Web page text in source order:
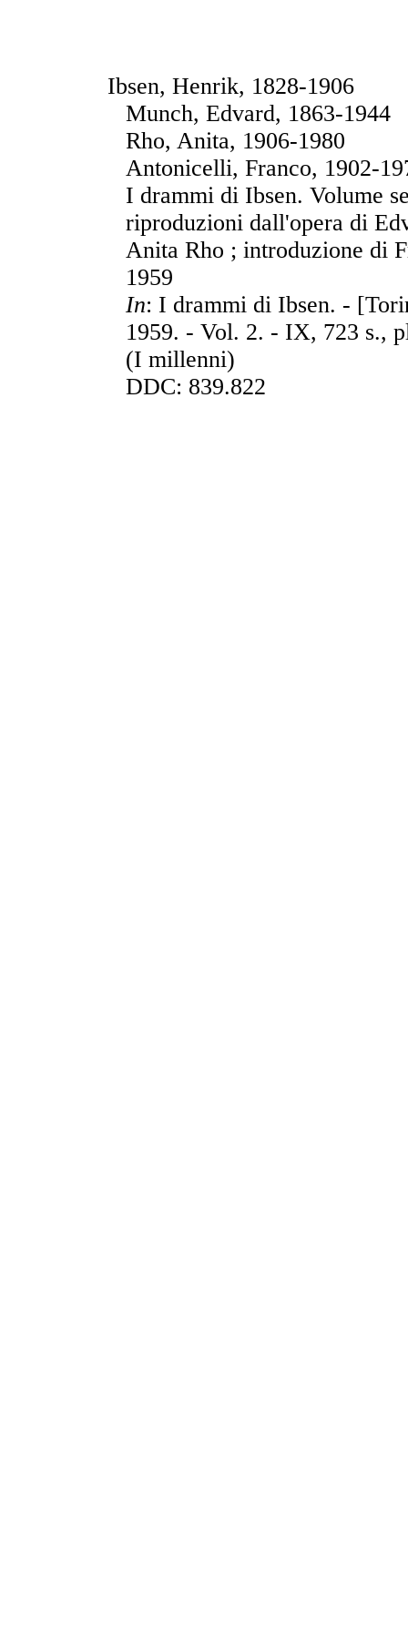
Ibsen, Henrik, 1828-1906
Munch, Edvard, 1863-1944
Rho, Anita, 1906-1980
Antonicelli, Franco, 1902-
I drammi di Ibsen. Volume
riproduzioni dall'opera di
Anita Rho ; introduzione di
1959
In: I drammi di Ibsen. -
1959. - Vol. 2. - IX, 723 s.,
(I millenni)
DDC: 839.822